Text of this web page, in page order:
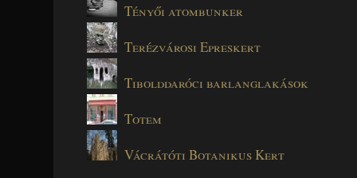
Tényői atombunker
Terézvárosi Epreskert
Tibolddaróci barlanglakások
Totem
Vácrátóti Botanikus Kert